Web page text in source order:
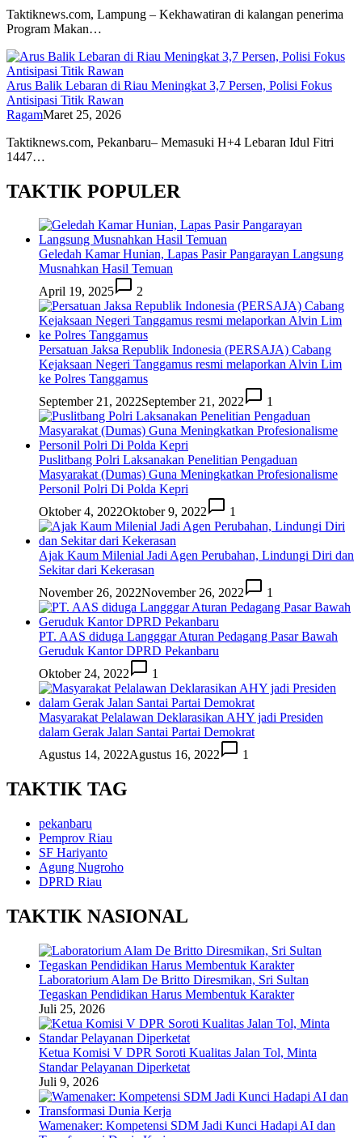
Taktiknews.com, Lampung – Kekhawatiran di kalangan penerima
Program Makan…
Arus Balik Lebaran di Riau Meningkat 3,7 Persen, Polisi Fokus
Antisipasi Titik Rawan
RagamMaret 25, 2026
Taktiknews.com, Pekanbaru– Memasuki H+4 Lebaran Idul Fitri
1447…
TAKTIK POPULER
Geledah Kamar Hunian, Lapas Pasir Pangarayan Langsung
Musnahkan Hasil Temuan
April 19, 2025
2
Persatuan Jaksa Republik Indonesia (PERSAJA) Cabang
Kejaksaan Negeri Tanggamus resmi melaporkan Alvin Lim
ke Polres Tanggamus
September 21, 2022September 21, 2022 1
Puslitbang Polri Laksanakan Penelitian Pengaduan
Masyarakat (Dumas) Guna Meningkatkan Profesionalisme
Personil Polri Di Polda Kepri
Oktober 4, 2022Oktober 9, 2022 1
Ajak Kaum Milenial Jadi Agen Perubahan, Lindungi Diri dan
Sekitar dari Kekerasan
November 26, 2022November 26, 2022 1
PT. AAS diduga Langggar Aturan Pedagang Pasar Bawah
Geruduk Kantor DPRD Pekanbaru
Oktober 24, 2022
1
Masyarakat Pelalawan Deklarasikan AHY jadi Presiden
dalam Gerak Jalan Santai Partai Demokrat
Agustus 14, 2022Agustus 16, 2022 1
TAKTIK TAG
pekanbaru
Pemprov Riau
SF Hariyanto
Agung Nugroho
DPRD Riau
TAKTIK NASIONAL
Laboratorium Alam De Britto Diresmikan, Sri Sultan
Tegaskan Pendidikan Harus Membentuk Karakter
Juli 25, 2026
Ketua Komisi V DPR Soroti Kualitas Jalan Tol, Minta
Standar Pelayanan Diperketat
Juli 9, 2026
Wamenaker: Kompetensi SDM Jadi Kunci Hadapi AI dan